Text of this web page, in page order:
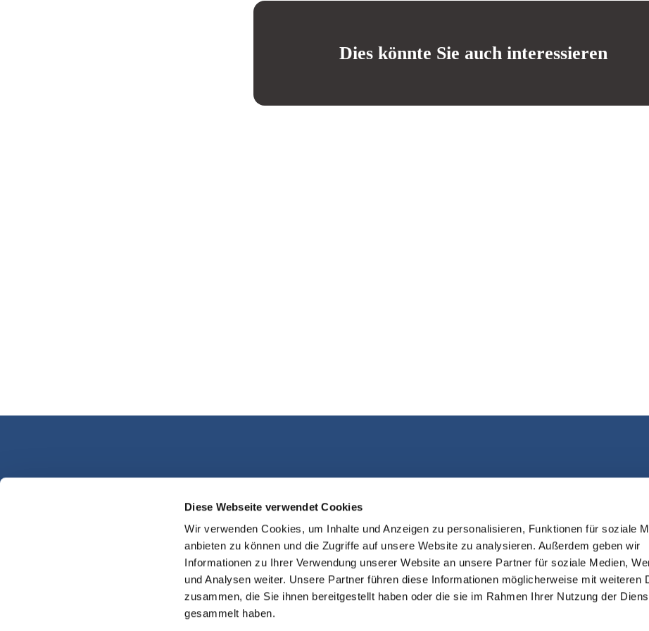
Diese Webseite verwendet Cookies
Wir verwenden Cookies, um Inhalte und Anzeigen zu personalisieren, Funktionen für soziale
anbieten zu können und die Zugriffe auf unsere Website zu analysieren. Außerdem geben wir
Informationen zu Ihrer Verwendung unserer Website an unsere Partner für soziale Medien,
und Analysen weiter. Unsere Partner führen diese Informationen möglicherweise mit weiteren
zusammen, die Sie ihnen bereitgestellt haben oder die sie im Rahmen Ihrer Nutzung der
gesammelt haben.
Dies könnte Sie auch interessieren
Kassel Martinsplatz
Impressum